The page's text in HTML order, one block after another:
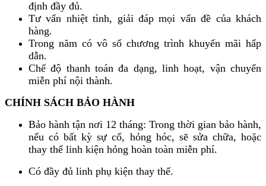
định đầy đủ.
Tư vấn nhiệt tình, giải đáp mọi vấn đề của khách
hàng.
Trong năm có vô số chương trình khuyến mãi hấp
dẫn.
Chế độ thanh toán đa dạng, linh hoạt, vận chuyển
miễn phí nội thành.
CHÍNH SÁCH BẢO HÀNH
Bảo hành tận nơi 12 tháng: Trong thời gian bảo hành,
nếu có bất kỳ sự cố, hỏng hóc, sẽ sửa chữa, hoặc
thay thế linh kiện hỏng hoàn toàn miễn phí.
Có đầy đủ linh phụ kiện thay thế.